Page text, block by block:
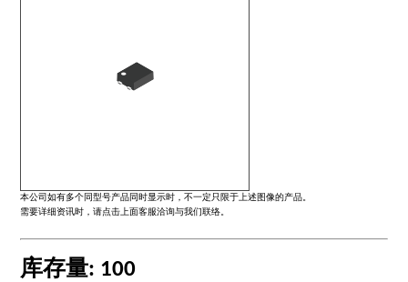
本公司如有多个同型号产品同时显示时，不一定只限于上述图像的产品。
需要详细资讯时，请点击上面客服洽询与我们联络。
库存量: 100